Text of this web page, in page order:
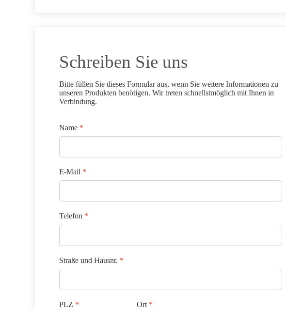
Schreiben Sie uns
Bitte füllen Sie dieses Formular aus, wenn Sie weitere Informationen zu
unseren Produkten benötigen. Wir treten schnellstmöglich mit Ihnen in
Verbindung.
Name *
E-Mail *
Telefon *
Straße und Hausnr. *
PLZ * Ort *